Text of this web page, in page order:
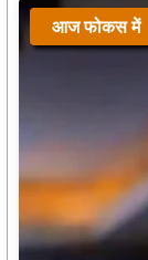
आज फोकस में